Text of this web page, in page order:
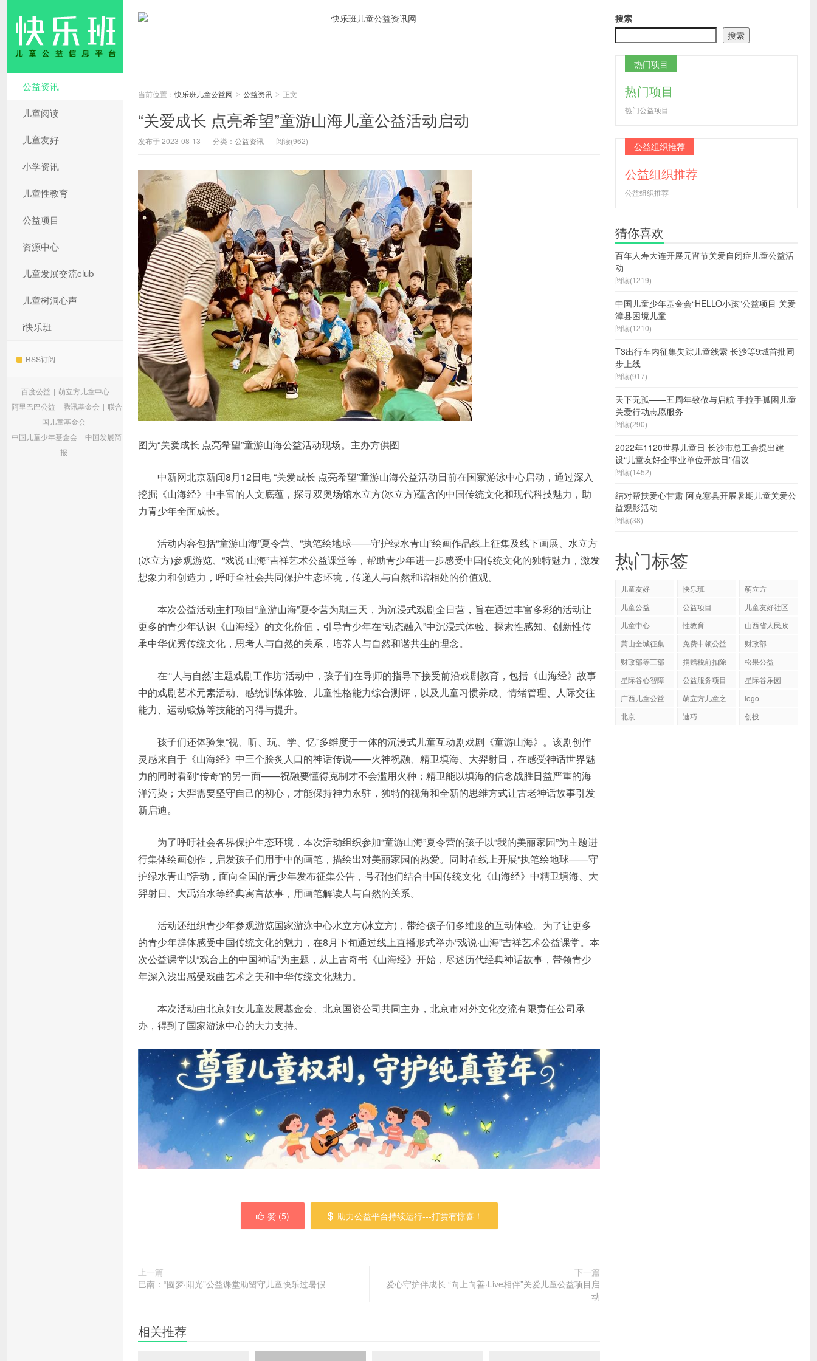
公益资讯
儿童阅读
儿童友好
小学资讯
儿童性教育
公益项目
资源中心
儿童发展交流club
儿童树洞心声
i快乐班
RSS订阅
百度公益 | 萌立方儿童中心
阿里巴巴公益
腾讯基金会 | 联合
国儿童基金会
中国儿童少年基金会
中国发展简
报
当前位置：快乐班儿童公益网 > 公益资讯 > 正文
“关爱成长 点亮希望”童游山海儿童公益活动启动
发布于 2023-08-13 分类： 公益资讯 阅读(962)
图为“关爱成长 点亮希望”童游山海公益活动现场。主办方供图
中新网北京新闻8月12日电 “关爱成长 点亮希望”童游山海公益活动日前在国家游泳中心启动，通过深入
挖掘《山海经》中丰富的人文底蕴，探寻双奥场馆水立方(冰立方)蕴含的中国传统文化和现代科技魅力，助
力青少年全面成长。
活动内容包括“童游山海”夏令营、“执笔绘地球——守护绿水青山”绘画作品线上征集及线下画展、水立方
(冰立方)参观游览、“戏说·山海”吉祥艺术公益课堂等，帮助青少年进一步感受中国传统文化的独特魅力，激发
想象力和创造力，呼吁全社会共同保护生态环境，传递人与自然和谐相处的价值观。
本次公益活动主打项目“童游山海”夏令营为期三天，为沉浸式戏剧全日营，旨在通过丰富多彩的活动让
更多的青少年认识《山海经》的文化价值，引导青少年在“动态融入”中沉浸式体验、探索性感知、创新性传
承中华优秀传统文化，思考人与自然的关系，培养人与自然和谐共生的理念。
在“‘人与自然’主题戏剧工作坊”活动中，孩子们在导师的指导下接受前沿戏剧教育，包括《山海经》故事
中的戏剧艺术元素活动、感统训练体验、儿童性格能力综合测评，以及儿童习惯养成、情绪管理、人际交往
能力、运动锻炼等技能的习得与提升。
孩子们还体验集“视、听、玩、学、忆”多维度于一体的沉浸式儿童互动剧戏剧《童游山海》。该剧创作
灵感来自于《山海经》中三个脍炙人口的神话传说——火神祝融、精卫填海、大羿射日，在感受神话世界魅
力的同时看到“传奇”的另一面——祝融要懂得克制才不会滥用火种；精卫能以填海的信念战胜日益严重的海
洋污染；大羿需要坚守自己的初心，才能保持神力永驻，独特的视角和全新的思维方式让古老神话故事引发
新启迪。
为了呼吁社会各界保护生态环境，本次活动组织参加“童游山海”夏令营的孩子以“我的美丽家园”为主题进
行集体绘画创作，启发孩子们用手中的画笔，描绘出对美丽家园的热爱。同时在线上开展“执笔绘地球——守
护绿水青山”活动，面向全国的青少年发布征集公告，号召他们结合中国传统文化《山海经》中精卫填海、大
羿射日、大禹治水等经典寓言故事，用画笔解读人与自然的关系。
活动还组织青少年参观游览国家游泳中心水立方(冰立方)，带给孩子们多维度的互动体验。为了让更多
的青少年群体感受中国传统文化的魅力，在8月下旬通过线上直播形式举办“戏说·山海”吉祥艺术公益课堂。本
次公益课堂以“戏台上的中国神话”为主题，从上古奇书《山海经》开始，尽述历代经典神话故事，带领青少
年深入浅出感受戏曲艺术之美和中华传统文化魅力。
本次活动由北京妇女儿童发展基金会、北京国资公司共同主办，北京市对外文化交流有限责任公司承
办，得到了国家游泳中心的大力支持。
赞 (5) 助力公益平台持续运行---打赏有惊喜！
上一篇
巴南：“圆梦·阳光”公益课堂助留守儿童快乐过暑假
下一篇
爱心守护伴成长 “向上向善·Live相伴”关爱儿童公益项目启
动
相关推荐
搜索
搜索
热门项目
热门项目
热门公益项目
公益组织推荐
公益组织推荐
公益组织推荐
猜你喜欢
百年人寿大连开展元宵节关爱自闭症儿童公益活
动
阅读(1219)
中国儿童少年基金会“HELLO小孩”公益项目 关爱
漳县困境儿童
阅读(1210)
T3出行车内征集失踪儿童线索 长沙等9城首批同
步上线
阅读(917)
天下无孤——五周年致敬与启航 手拉手孤困儿童
关爱行动志愿服务
阅读(290)
2022年1120世界儿童日 长沙市总工会提出建
设“儿童友好企事业单位开放日”倡议
阅读(1452)
结对帮扶爱心甘肃 阿克塞县开展暑期儿童关爱公
益观影活动
阅读(38)
热门标签
儿童友好 快乐班
萌立方
儿童公益
公益项目
儿童友好社区
儿童中心
性教育
山西省人民政
西省妇女发
展“十四五”规
展“十四五”规
划的通知
萧山全城征集
免费申领公益
财政部
财政部等三部
公益性社会组
织捐赠税前扣
捐赠税前扣除
松果公益
星际谷心智障
公益服务项目
星际谷乐园
广西儿童公益
萌立方儿童之
logo
北京
迪巧 创投